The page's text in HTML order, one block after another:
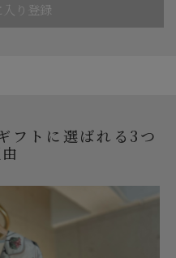
トに選ばれる3つ